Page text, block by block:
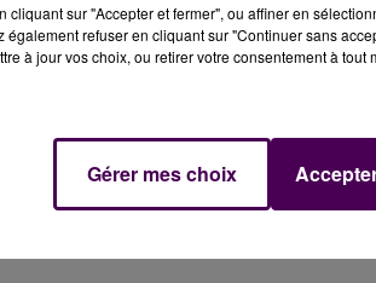
qui arrivait en sens inverse,
homme de 59 ans, demeurant
constaté sur place, le second est
automobiliste, un habitant de
du Mans. Durant l’intervention
cliquant sur "Accepter et fermer", ou affiner en
également refuser en cliquant sur "Continuer sans
à jour vos choix, ou retirer votre consentement à
Gérer mes choix